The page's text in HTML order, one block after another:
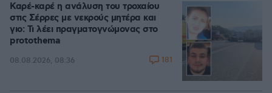
Καρέ-καρέ η ανάλυση του τροχαίου
στις Σέρρες με νεκρούς μητέρα και
γιο: Τι λέει πραγματογνώμονας στο
protothema
08.08.2026, 08:36 181